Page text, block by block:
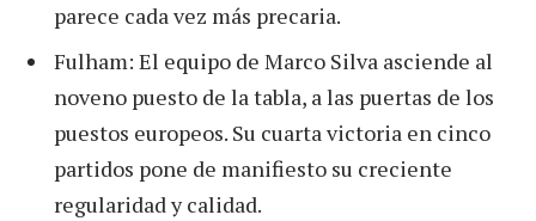
parece cada vez más precaria.
Fulham: El equipo de Marco Silva asciende al
noveno puesto de la tabla, a las puertas de los
puestos europeos. Su cuarta victoria en cinco
partidos pone de manifiesto su creciente
regularidad y calidad.